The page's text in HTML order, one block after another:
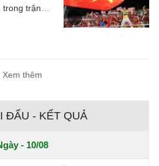
trong trận
Xem thêm
ĐẤU - KẾT QUẢ
- 10/08